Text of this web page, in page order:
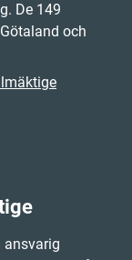
De 149
och
ansvarig